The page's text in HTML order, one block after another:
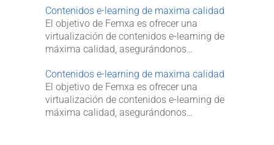
Contenidos e-learning de maxima calidad
El objetivo de Femxa es ofrecer una
virtualización de contenidos e-learning de
máxima calidad, asegurándonos…
Contenidos e-learning de maxima calidad
El objetivo de Femxa es ofrecer una
virtualización de contenidos e-learning de
máxima calidad, asegurándonos…